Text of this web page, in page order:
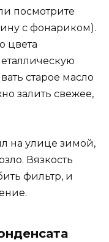
посмотрите
с фонариком).
цвета
старое масло
залить свежее,
на улице зимой,
Вязкость
фильтр, и